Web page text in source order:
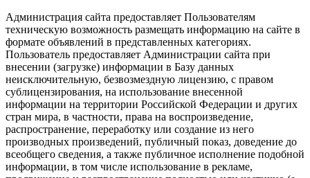
Администрация сайта предоставляет Пользователям
техническую возможность размещать информацию на сайте в
формате объявлений в представленных категориях.
Пользователь предоставляет Администрации сайта при
внесении (загрузке) информации в Базу данных
неисключительную, безвозмездную лицензию, с правом
сублицензирования, на использование внесенной
информации на территории Российской Федерации и других
стран мира, в частности, права на воспроизведение,
распространение, переработку или создание из него
производных произведений, публичный показ, доведение до
всеобщего сведения, а также публичное исполнение подобной
информации, в том числе использование в рекламе,